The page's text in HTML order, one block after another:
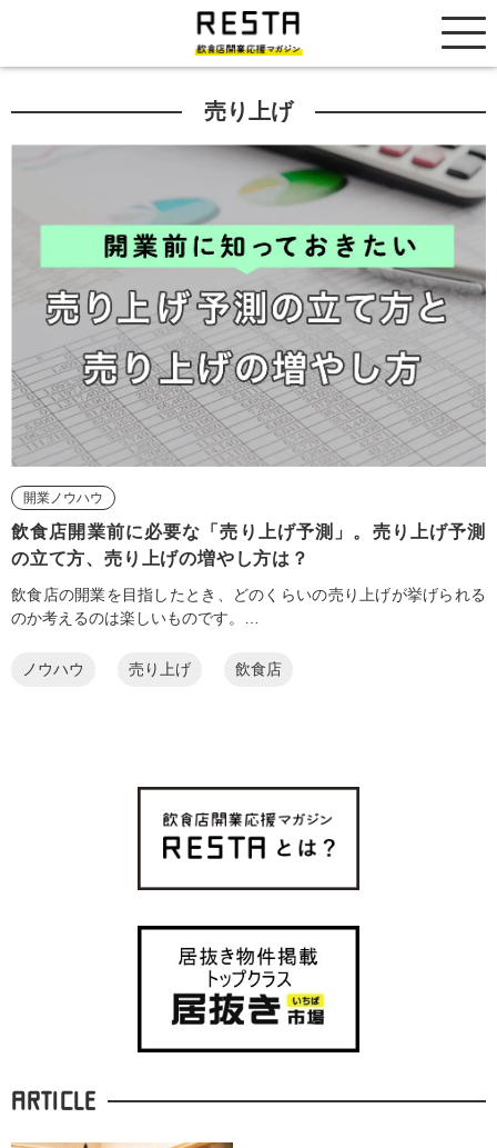
居抜き売却市場
売り上げ
開業ノウハウ
飲食店開業前に必要な「売り上げ予測」。売り上げ予測
の立て方、売り上げの増やし方は？
飲食店の開業を目指したとき、どのくらいの売り上げが挙げられる
のか考えるのは楽しいものです。…
ノウハウ 売り上げ 飲食店
ARTICLE